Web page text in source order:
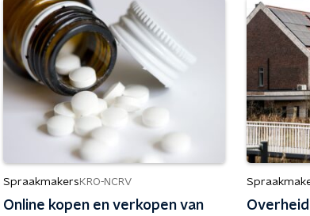
Spraakmakers KRO-NCRV
Online kopen en verkopen van